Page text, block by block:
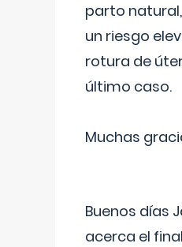
parto
un riesgo
rotura de
último caso.
Muchas
Buenos días
acerca el